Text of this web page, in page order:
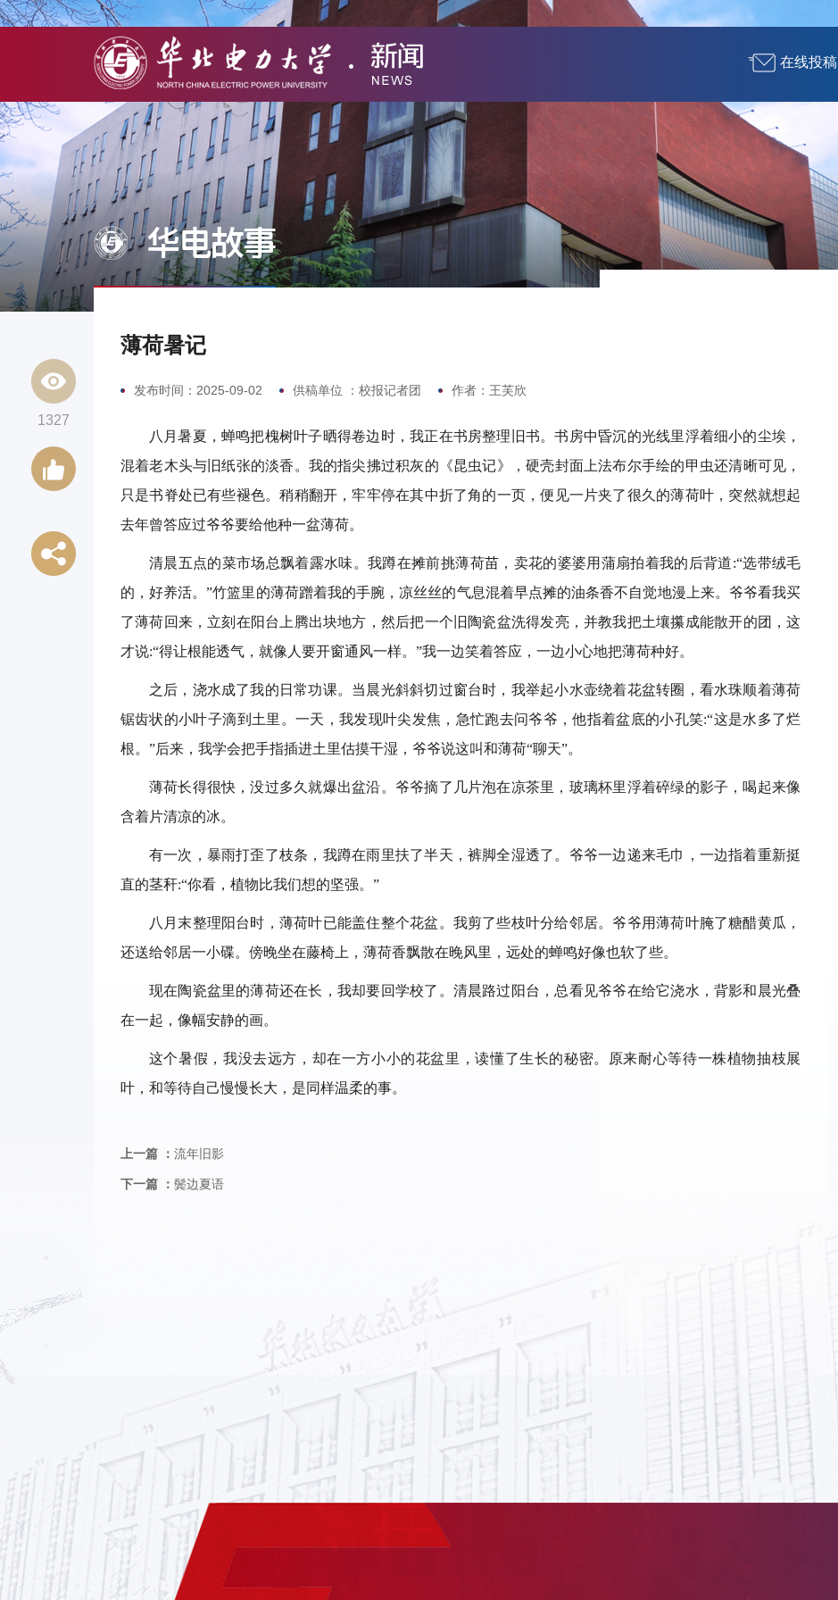
在线投稿
华电故事
薄荷暑记
发布时间：2025-09-02 供稿单位 ：校报记者团 作者：王芙欣
八月暑夏，蝉鸣把槐树叶子晒得卷边时，我正在书房整理旧书。书房中昏沉的光线里浮着细小的尘埃，
混着老木头与旧纸张的淡香。我的指尖拂过积灰的《昆虫记》，硬壳封面上法布尔手绘的甲虫还清晰可见，
只是书脊处已有些褪色。稍稍翻开，牢牢停在其中折了角的一页，便见一片夹了很久的薄荷叶，突然就想起
去年曾答应过爷爷要给他种一盆薄荷。
清晨五点的菜市场总飘着露水味。我蹲在摊前挑薄荷苗，卖花的婆婆用蒲扇拍着我的后背道:“选带绒毛
的，好养活。”竹篮里的薄荷蹭着我的手腕，凉丝丝的气息混着早点摊的油条香不自觉地漫上来。爷爷看我买
了薄荷回来，立刻在阳台上腾出块地方，然后把一个旧陶瓷盆洗得发亮，并教我把土壤攥成能散开的团，这
才说:“得让根能透气，就像人要开窗通风一样。”我一边笑着答应，一边小心地把薄荷种好。
之后，浇水成了我的日常功课。当晨光斜斜切过窗台时，我举起小水壶绕着花盆转圈，看水珠顺着薄荷
锯齿状的小叶子滴到土里。一天，我发现叶尖发焦，急忙跑去问爷爷，他指着盆底的小孔笑:“这是水多了烂
根。”后来，我学会把手指插进土里估摸干湿，爷爷说这叫和薄荷“聊天”。
薄荷长得很快，没过多久就爆出盆沿。爷爷摘了几片泡在凉茶里，玻璃杯里浮着碎绿的影子，喝起来像
含着片清凉的冰。
有一次，暴雨打歪了枝条，我蹲在雨里扶了半天，裤脚全湿透了。爷爷一边递来毛巾，一边指着重新挺
直的茎秆:“你看，植物比我们想的坚强。”
八月末整理阳台时，薄荷叶已能盖住整个花盆。我剪了些枝叶分给邻居。爷爷用薄荷叶腌了糖醋黄瓜，
还送给邻居一小碟。傍晚坐在藤椅上，薄荷香飘散在晚风里，远处的蝉鸣好像也软了些。
现在陶瓷盆里的薄荷还在长，我却要回学校了。清晨路过阳台，总看见爷爷在给它浇水，背影和晨光叠
在一起，像幅安静的画。
这个暑假，我没去远方，却在一方小小的花盆里，读懂了生长的秘密。原来耐心等待一株植物抽枝展
叶，和等待自己慢慢长大，是同样温柔的事。
上一篇 ： 流年旧影
下一篇 ： 鬓边夏语
1327